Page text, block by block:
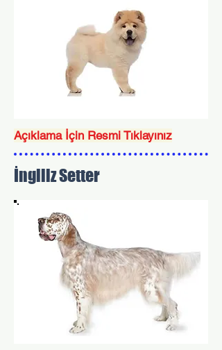
Açıklama İçin Resmi Tıklayınız
İngiliz Setter